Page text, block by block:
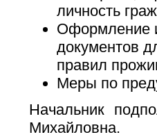
личность
Оформление
документов
правил
Меры по
Начальник
Михайловна.